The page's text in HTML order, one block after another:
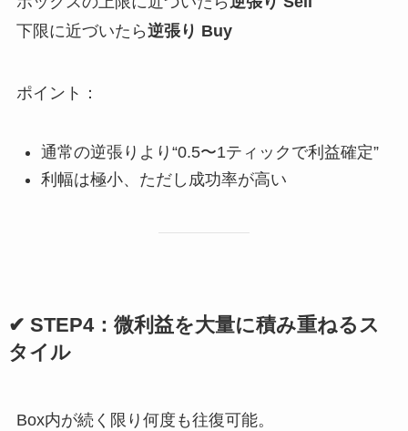
下限に近づいたら逆張り Buy
ポイント：
通常の逆張りより“0.5〜1ティックで利益確定”
利幅は極小、ただし成功率が高い
✔ STEP4：微利益を大量に積み重ねるス
タイル
Box内が続く限り何度も往復可能。